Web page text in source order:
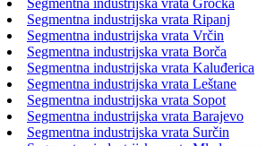
Segmentna industrijska vrata Grocka
Segmentna industrijska vrata Ripanj
Segmentna industrijska vrata Vrčin
Segmentna industrijska vrata Borča
Segmentna industrijska vrata Kaluđerica
Segmentna industrijska vrata Leštane
Segmentna industrijska vrata Sopot
Segmentna industrijska vrata Barajevo
Segmentna industrijska vrata Surčin